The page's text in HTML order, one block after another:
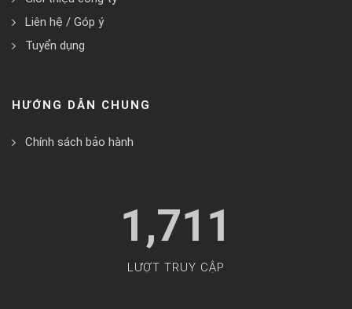
Liên hệ / Góp ý
Tuyển dụng
HƯỚNG DẪN CHUNG
Chính sách bảo hành
1,711
LƯỢT TRUY CẬP